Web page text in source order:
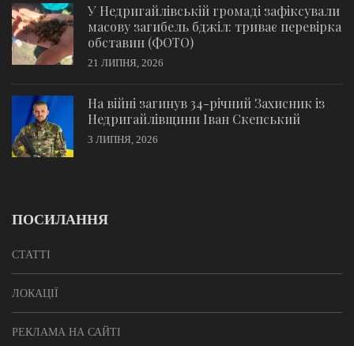
У Недригайлівській громаді зафіксували
масову загибель бджіл: триває перевірка
обставин (ФОТО)
21 ЛИПНЯ, 2026
На війні загинув 34-річний Захисник із
Недригайлівщини Іван Скепський
3 ЛИПНЯ, 2026
ПОСИЛАННЯ
СТАТТІ
ЛОКАЦІЇ
РЕКЛАМА НА САЙТІ